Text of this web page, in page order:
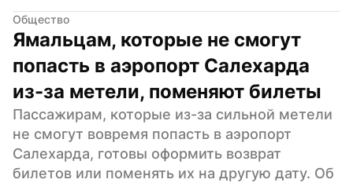
Общество
Ямальцам, которые не смогут
попасть в аэропорт Салехарда
из-за метели, поменяют билеты
Пассажирам, которые из-за сильной метели
не смогут вовремя попасть в аэропорт
Салехарда, готовы оформить возврат
билетов или поменять их на другую дату. Об